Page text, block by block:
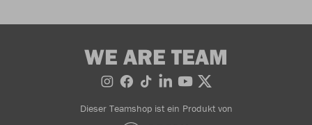
WE ARE TEAM
Dieser Teamshop ist ein Produkt von